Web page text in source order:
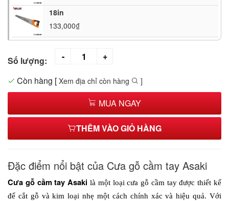
18in
133,000₫
Số lượng:
Còn hàng [ Xem địa chỉ còn hàng ]
MUA NGAY
THÊM VÀO GIỎ HÀNG
Đặc điểm nổi bật của Cưa gỗ cầm tay Asaki
Cưa gỗ cầm tay Asaki là một loại cưa gỗ cầm tay được thiết kế
để cắt gỗ và kim loại nhẹ một cách chính xác và hiệu quả. Với